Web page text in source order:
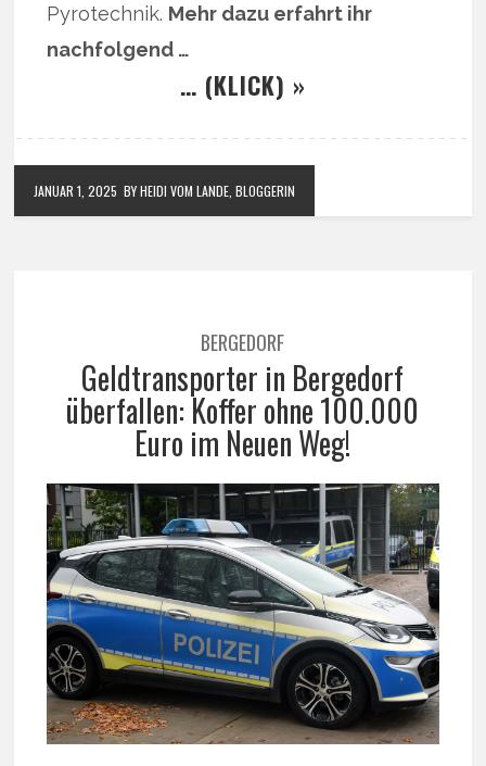
Pyrotechnik. Mehr dazu erfahrt ihr
nachfolgend …
… (KLICK) »
JANUAR 1, 2025 BY HEIDI VOM LANDE, BLOGGERIN
BERGEDORF
Geldtransporter in Bergedorf
überfallen: Koffer ohne 100.000
Euro im Neuen Weg!